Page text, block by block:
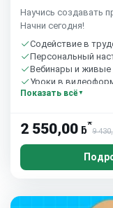
Научись создавать
Начни сегодня!
Содействие в
Персональный
Вебинары и живые
Уроки в
Домашние задания
Бесплатный
Показать всё
2 550,00 ƃ*
9